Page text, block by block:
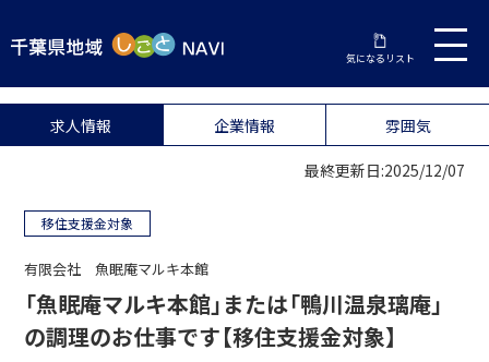
気になるリスト
求人情報 企業情報 雰囲気
最終更新日:2025/12/07
移住支援金対象
有限会社 魚眠庵マルキ本館
「魚眠庵マルキ本館」または「鴨川温泉璃庵」
の調理のお仕事です【移住支援金対象】